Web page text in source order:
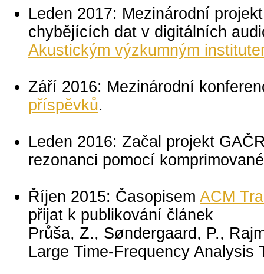
Leden 2017: Mezinárodní
chybějících dat v digitálních
Akustickým výzkumným
Září 2016: Mezinárodní
příspěvků.
Leden 2016: Začal projekt
rezonanci pomocí
Říjen 2015: Časopisem ACM
přijat k publikování článek
Průša, Z., Søndergaard, P.,
Large Time-Frequency Analysis